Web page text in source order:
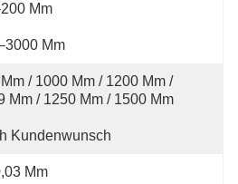
Mm
Mm
/ 1000 Mm / 1200 Mm /
Mm / 1250 Mm / 1500 Mm
Kundenwunsch
Mm